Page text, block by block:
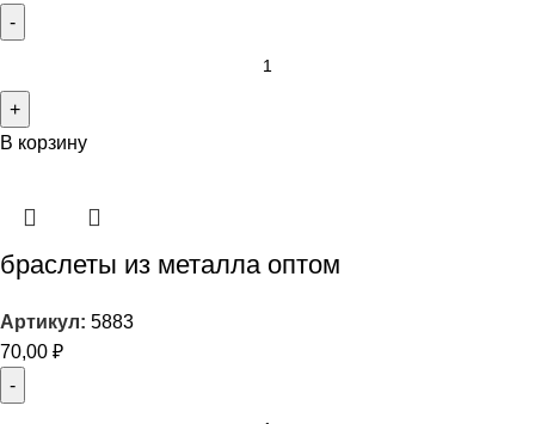
В корзину
браслеты из металла оптом
Артикул: 5883
70,00 ₽